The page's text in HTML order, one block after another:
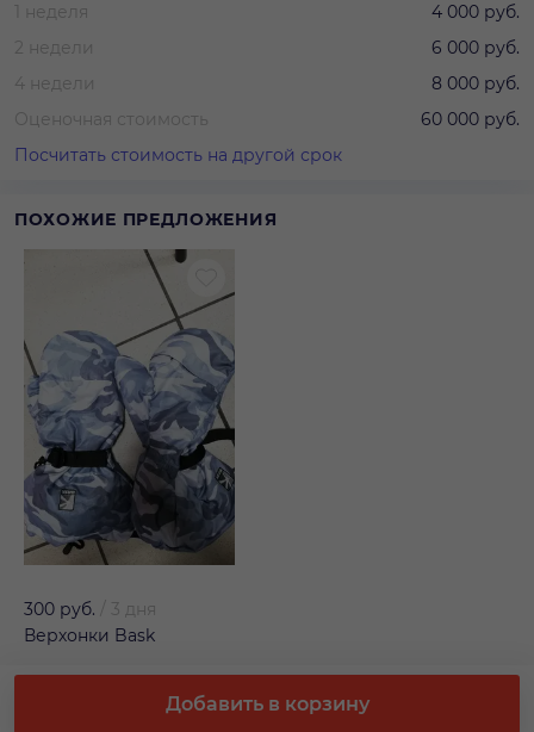
Добавить в корзину
1 неделя
4 000 руб.
2 недели
6 000 руб.
4 недели
8 000 руб.
Оценочная стоимость
60 000 руб.
Посчитать стоимость на другой срок
ПОХОЖИЕ ПРЕДЛОЖЕНИЯ
300 руб.
3 дня
Верхонки Bask